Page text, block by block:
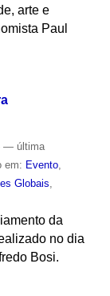
arte e
Paul
— última
em: Evento,
Globais
da
no dia
Bosi.